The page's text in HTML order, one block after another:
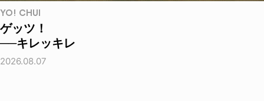
YO! CHUI
ゲッツ！
──キレッキレ
2026.08.07